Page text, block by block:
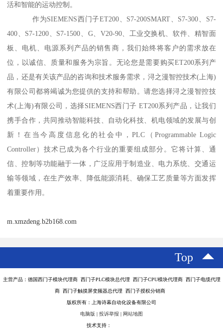
活和智能的运动控制。
作为SIEMENS西门子ET200、S7-200SMART、S7-300、S7-
400、S7-1200、S7-1500、G、V20-90、工业交换机、软件、精智面
板、电机、电源系列产品的销售商，我们始终将客户的需求放在
位，以诚信、质量和服务为宗旨。无论您是需要购买ET200系列产
品，还是有关该产品的咨询和技术服务需求，浔之漫智控技术(上海)
有限公司都将竭诚为您提供的支持和帮助。请您选择浔之漫智控技
术(上海)有限公司，选择SIEMENS西门子 ET200系列产品，让我们
携手合作，共同推动智能科技、自动化科技、机电领域的发展与创
新！在当今高度信息化的社会中，PLC（Programmable Logic
Controller）技术已成为各个行业的重要组成部分。它将计算、通
信、控制等功能融于一体，广泛应用于制造业、电力系统、交通运
输等领域，在生产效率、降低能源消耗、确保工艺质量等方面发挥
着重要作用。
m.xmzdeng.b2b168.com
Top
主营产品：德国西门子模块代理商 西门子PLC模块总代理 西门子CPU模块代理商 西门子电缆代理
商 西门子触摸屏变频器总代理 西门子授权分销商
版权所有：上海诗幕自动化设备有限公司
电脑版 | 投诉举报 | 网站地图
技术支持：